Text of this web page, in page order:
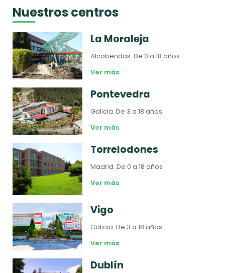
Nuestros centros
La Moraleja
Alcobendas.De 0 a 18 años
Ver más
Pontevedra
Galicia.De 3 a 18 años
Ver más
Torrelodones
Madrid.De 0 a 18 años
Ver más
Vigo
Galicia.De 3 a 18 años
Ver más
Dublín